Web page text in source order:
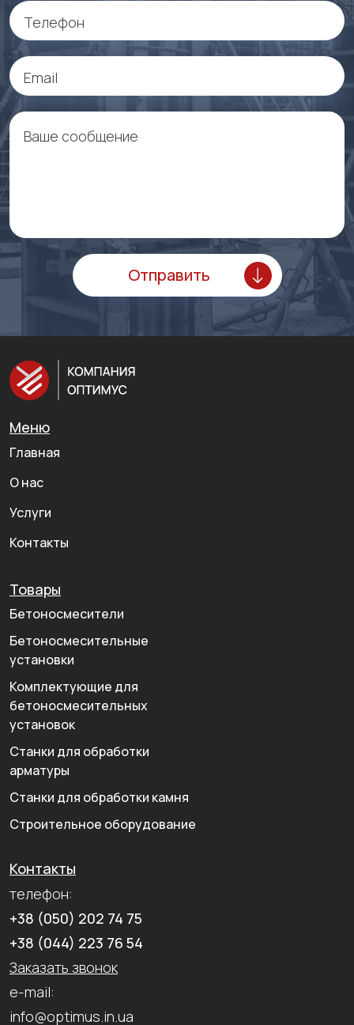
Телефон
Email
Ваше сообщение
Отправить
Меню
Главная
О нас
Услуги
Контакты
Товары
Бетоносмесители
Бетоносмесительные
установки
Комплектующие для
бетоносмесительных
установок
Станки для обработки
арматуры
Станки для обработки камня
Строительное оборудование
Контакты
телефон:
+38 (050) 202 74 75
+38 (044) 223 76 54
Заказать звонок
e-mail:
info@optimus.in.ua
Телефон
E-mail
Я ознакомлен и согласен сусловиями обработки данных